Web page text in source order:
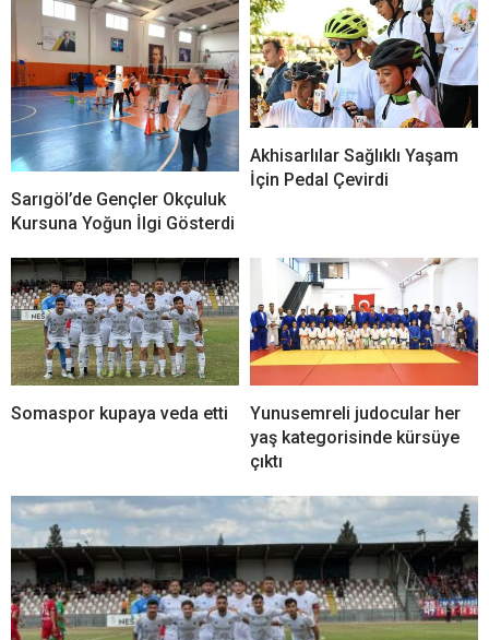
Sarıgöl’de Gençler Okçuluk
Kursuna Yoğun İlgi Gösterdi
Akhisarlılar Sağlıklı Yaşam
İçin Pedal Çevirdi
Somaspor kupaya veda etti
Yunusemreli judocular her
yaş kategorisinde kürsüye
çıktı